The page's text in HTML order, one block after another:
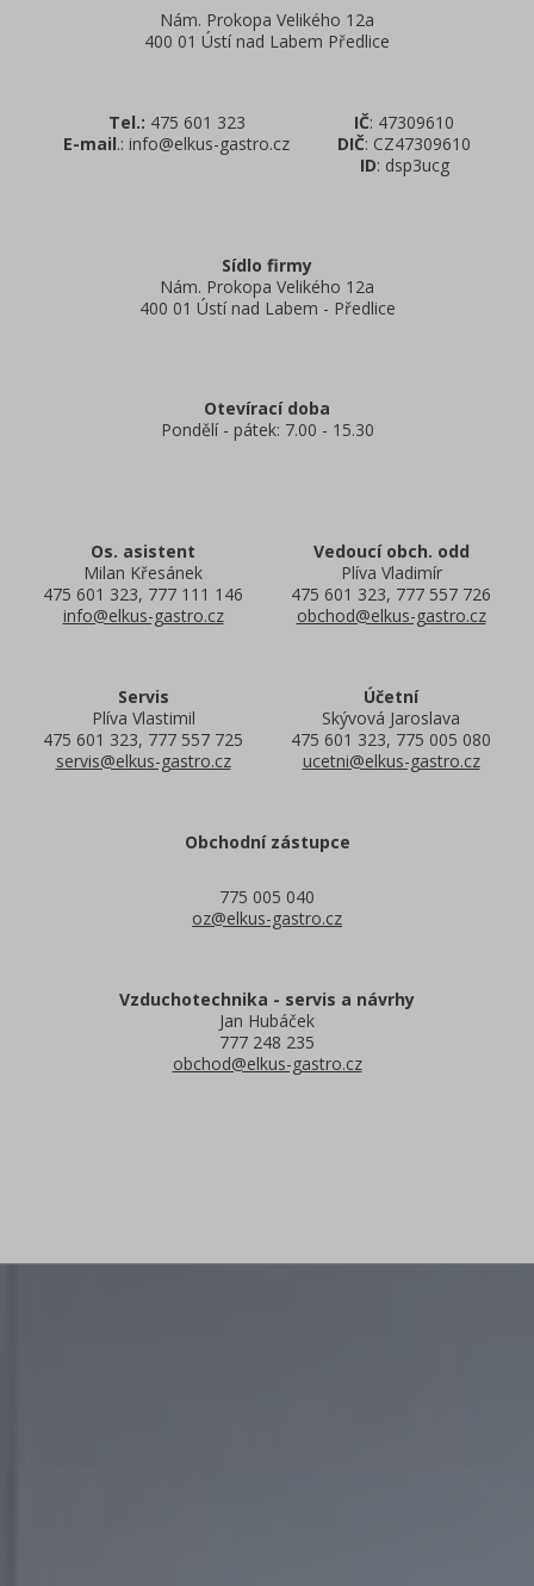
Nám. Prokopa Velikého 12a
400 01 Ústí nad Labem Předlice
Tel.: 475 601 323
E-mail.: info@elkus-gastro.cz
IČ: 47309610
DIČ: CZ47309610
ID: dsp3ucg
Sídlo firmy
Nám. Prokopa Velikého 12a
400 01 Ústí nad Labem - Předlice
Otevírací doba
Pondělí - pátek: 7.00 - 15.30
Os. asistent
Milan Křesánek
475 601 323, 777 111 146
info@elkus-gastro.cz
Vedoucí obch. odd
Plíva Vladimír
475 601 323, 777 557 726
obchod@elkus-gastro.cz
Servis
Plíva Vlastimil
475 601 323, 777 557 725
servis@elkus-gastro.cz
Účetní
Skývová Jaroslava
475 601 323, 775 005 080
ucetni@elkus-gastro.cz
Obchodní zástupce
775 005 040
oz@elkus-gastro.cz
Vzduchotechnika - servis a návrhy
Jan Hubáček
777 248 235
obchod@elkus-gastro.cz